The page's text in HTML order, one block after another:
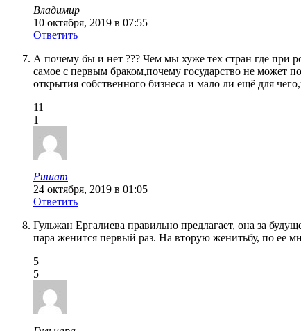
Владимир
10 октября, 2019 в 07:55
Ответить
А почему бы и нет ??? Чем мы хуже тех стран где при
самое с первым браком,почему государство не может
открытия собственного бизнеса и мало ли ещё для
11
1
Ришат
24 октября, 2019 в 01:05
Ответить
Гульжан Ергалиева правильно предлагает, она за
пара женится первый раз. На вторую женитьбу, по ее
5
5